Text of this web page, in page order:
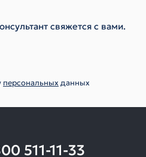
свяжется с вами.
персональныхданных
511-11-33